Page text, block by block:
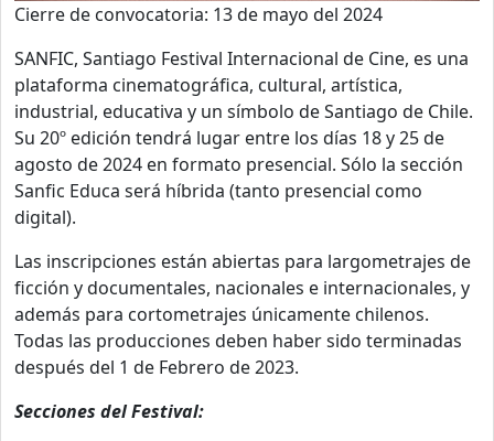
Cierre de convocatoria: 13 de mayo del 2024
SANFIC, Santiago Festival Internacional de Cine, es una
plataforma cinematográfica, cultural, artística,
industrial, educativa y un símbolo de Santiago de Chile.
Su 20º edición tendrá lugar entre los días 18 y 25 de
agosto de 2024 en formato presencial. Sólo la sección
Sanfic Educa será híbrida (tanto presencial como
digital).
Las inscripciones están abiertas para largometrajes de
ficción y documentales, nacionales e internacionales, y
además para cortometrajes únicamente chilenos.
Todas las producciones deben haber sido terminadas
después del 1 de Febrero de 2023.
Secciones del Festival: